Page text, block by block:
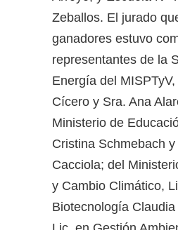
Zeballos. El jurado
ganadores estuvo
representantes de la
Energía del
Cícero y Sra. Ana
Ministerio de
Cristina Schmebach
Cacciola; del
y Cambio Climático,
Biotecnología